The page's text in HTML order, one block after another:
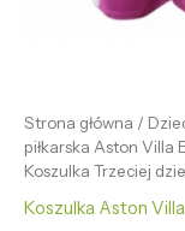
Strona główna /
piłkarska Aston
Koszulka Trzeciej
Koszulka Aston